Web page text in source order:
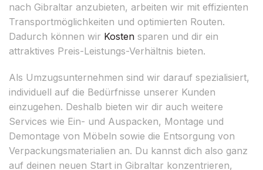
nach Gibraltar anzubieten, arbeiten wir mit effizienten
Transportmöglichkeiten und optimierten Routen.
Dadurch können wir Kosten sparen und dir ein
attraktives Preis-Leistungs-Verhältnis bieten.
Als Umzugsunternehmen sind wir darauf spezialisiert,
individuell auf die Bedürfnisse unserer Kunden
einzugehen. Deshalb bieten wir dir auch weitere
Services wie Ein- und Auspacken, Montage und
Demontage von Möbeln sowie die Entsorgung von
Verpackungsmaterialien an. Du kannst dich also ganz
auf deinen neuen Start in Gibraltar konzentrieren,